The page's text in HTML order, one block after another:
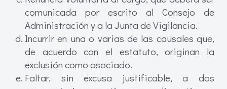
comunicada por escrito al Consejo de
Administración y a la Junta de Vigilancia.
Incurrir en una o varias de las causales que,
de acuerdo con el estatuto, originan la
exclusión como asociado.
Faltar, sin excusa justificable, a dos